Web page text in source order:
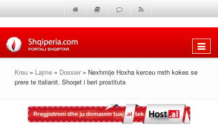
Shfaq
Kreu » Lajme » Dossier » Nexhmije Hoxha kerceu rreth kokes se
prere te italianit. Shoqet i beri prostituta